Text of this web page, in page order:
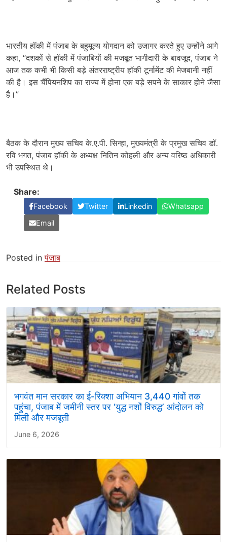
भारतीय हॉकी में पंजाब के बहुमूल्य योगदान को उजागर करते हुए उन्होंने आगे
कहा, “दशकों से हॉकी में पंजाबियों की मजबूत भागीदारी के बावजूद, पंजाब ने
आज तक कभी भी किसी बड़े अंतरराष्ट्रीय हॉकी टूर्नामेंट की मेजबानी नहीं
की है। इस चैंपियनशिप का राज्य में होना एक बड़े सपने के साकार होने जैसा
है।”
बैठक के दौरान मुख्य सचिव के.ए.पी. सिन्हा, मुख्यमंत्री के प्रमुख सचिव डॉ.
रवि भगत, पंजाब हॉकी के अध्यक्ष नितिन कोहली और अन्य वरिष्ठ अधिकारी
भी उपस्थित थे।
Share:
Facebook Twitter Linkedin
Whatsapp
Email
Posted inपंजाब
Related Posts
भगवंत मान सरकार का ई-रिक्शा अभियान 3,440 गांवों तक
पहुंचा, पंजाब में जमीनी स्तर पर ‘युद्ध नशों विरुद्ध’ आंदोलन को
मिली और मजबूती
June 6, 2026